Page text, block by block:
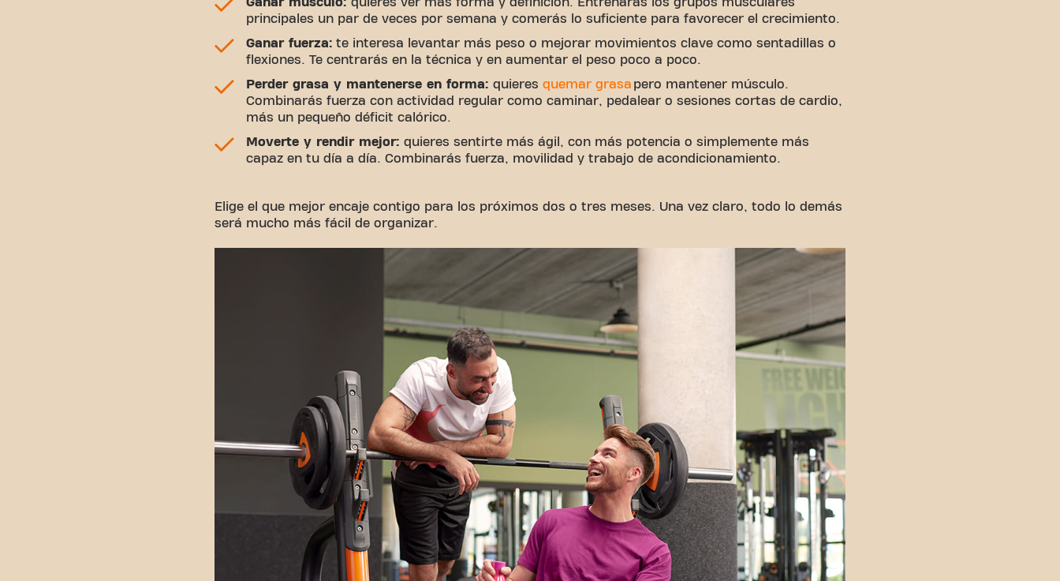
Ganar músculo: quieres ver más forma y definición. Entrenarás los grupos musculares
principales un par de veces por semana y comerás lo suficiente para favorecer el crecimiento.
Ganar fuerza: te interesa levantar más peso o mejorar movimientos clave como sentadillas o
flexiones. Te centrarás en la técnica y en aumentar el peso poco a poco.
Perder grasa y mantenerse en forma: quieres quemar grasa pero mantener músculo.
Combinarás fuerza con actividad regular como caminar, pedalear o sesiones cortas de cardio,
más un pequeño déficit calórico.
Moverte y rendir mejor: quieres sentirte más ágil, con más potencia o simplemente más
capaz en tu día a día. Combinarás fuerza, movilidad y trabajo de acondicionamiento.
Elige el que mejor encaje contigo para los próximos dos o tres meses. Una vez claro, todo lo demás
será mucho más fácil de organizar.